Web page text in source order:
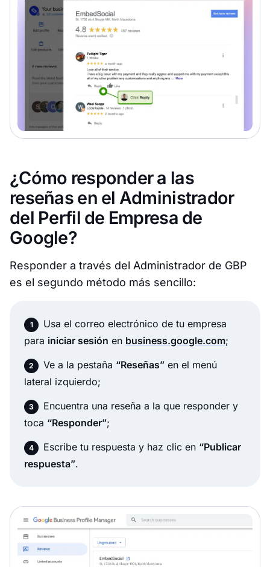
¿Cómo responder a las
reseñas en el Administrador
del Perfil de Empresa de
Google?
Responder a través del Administrador de GBP
es el segundo método más sencillo:
Usa el correo electrónico de tu empresa
para iniciar sesión en business.google.com;
Ve a la pestaña “Reseñas” en el menú
lateral izquierdo;
Encuentra una reseña a la que responder y
toca “Responder”;
Escribe tu respuesta y haz clic en “Publicar
respuesta”.